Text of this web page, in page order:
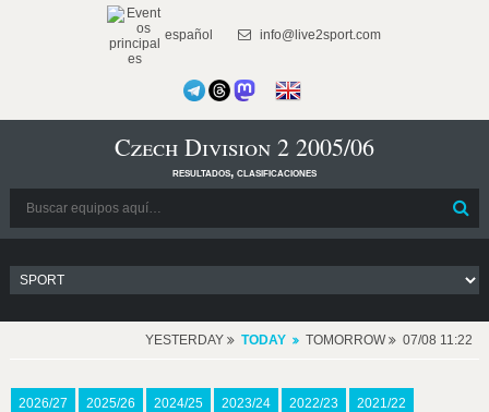
español info@live2sport.com
Czech Division 2 2005/06
resultados, clasificaciones
YESTERDAY TODAY TOMORROW 07/08 11:22
2026/27 2025/26 2024/25 2023/24 2022/23 2021/22